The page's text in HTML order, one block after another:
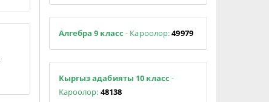
Алгебра 9 класс- Кароолор:49979
Кыргыз адабияты 10 класс -
Кароолор: 48138